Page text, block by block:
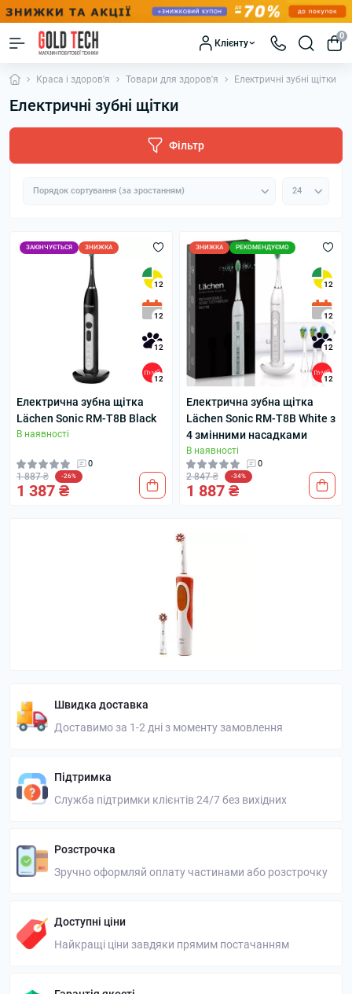
Клієнту
0
Краса і здоров'я Товари для здоров'я Електричні зубні щітки
Електричні зубні щітки
Фільтр
ЗАКІНЧУЄТЬСЯ ЗНИЖКА
12
12
12
12
Електрична зубна щітка
Lächen Sonic RM-T8B Black
В наявності
0
1 887 ₴ -26%
1 387 ₴
ЗНИЖКА РЕКОМЕНДУЄМО
12
12
12
12
Електрична зубна щітка
Lächen Sonic RM-T8B White з
4 змінними насадками
В наявності
0
2 847 ₴ -34%
1 887 ₴
Швидка доставка
Доставимо за 1-2 дні з моменту замовлення
Підтримка
Служба підтримки клієнтів 24/7 без вихідних
Розстрочка
Зручно оформляй оплату частинами або розстрочку
Доступні ціни
Найкращі ціни завдяки прямим постачанням